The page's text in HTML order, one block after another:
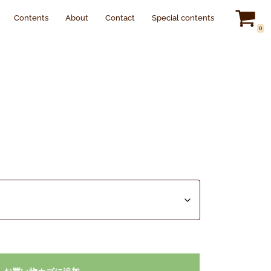
Contents About Contact Special contents
0